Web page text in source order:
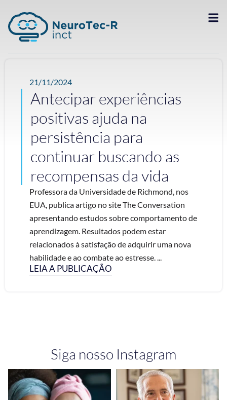
21/11/2024
Antecipar experiências
positivas ajuda na
persistência para
continuar buscando as
recompensas da vida
Professora da Universidade de Richmond, nos
EUA, publica artigo no site The Conversation
apresentando estudos sobre comportamento de
aprendizagem. Resultados podem estar
relacionados à satisfação de adquirir uma nova
habilidade e ao combate ao estresse. ...
LEIA A PUBLICAÇÃO
Siga nosso Instagram